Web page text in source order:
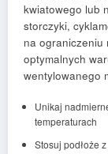
kwiatowego lub
storczyki,
na ograniczeniu
optymalnych
wentylowanego
Unikaj
temperaturach
Stosuj podłoże